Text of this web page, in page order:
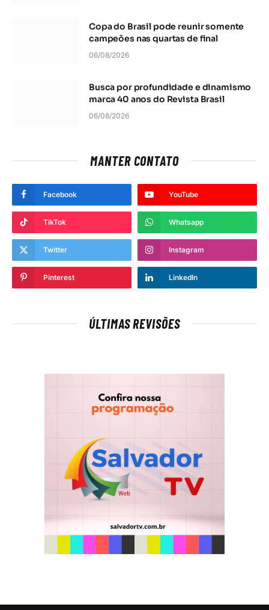
Copa do Brasil pode reunir somente
campeões nas quartas de final
06/08/2026
Busca por profundidade e dinamismo
marca 40 anos do Revista Brasil
06/08/2026
MANTER CONTATO
Facebook YouTube
TikTok Whatsapp
Twitter Instagram
Pinterest LinkedIn
ÚLTIMAS REVISÕES